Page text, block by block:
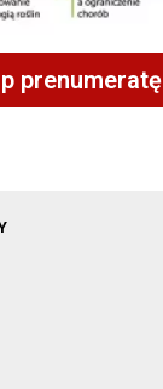
prenumeratę